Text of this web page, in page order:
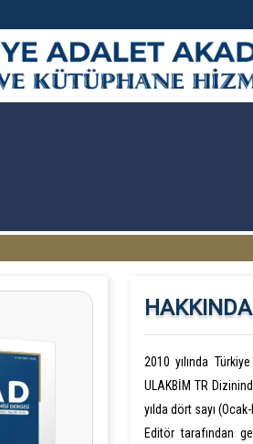
AKADEMİSİ
HAKKINDA
2010 yılında
ULAKBİM TR
yılda dört sayı
Editör tarafından